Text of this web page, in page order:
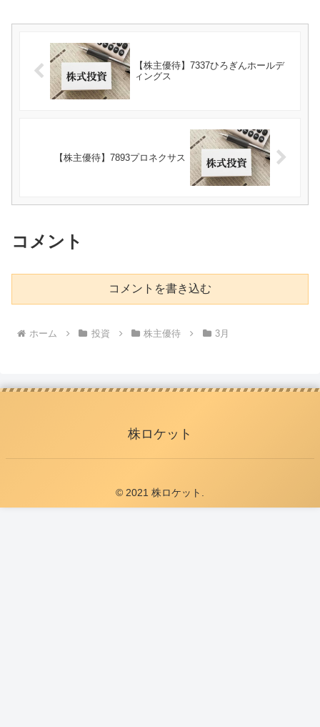
【株主優待】7337ひろぎんホールデ
ィングス
【株主優待】7893プロネクサス
コメント
コメントを書き込む
ホーム 投資 株主優待 3月
株ロケット
© 2021 株ロケット.